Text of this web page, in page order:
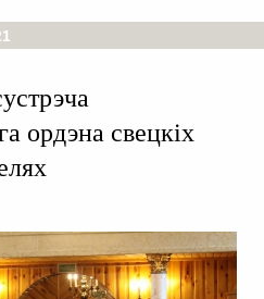
ордэна свецкіх